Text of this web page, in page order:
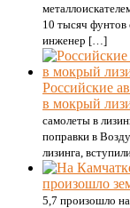
10 тысяч фунтов
инженер […]
Российские
в мокрый
самолеты в
поправки в
лизинга,
произошло
5,7 произошло